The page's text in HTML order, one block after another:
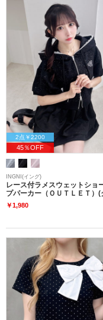
2点￥2200
45％OFF
INGNI(イング)
レース付ラメスウェットショ
プパーカー（ＯＵＴＬＥＴ）(
￥1,980